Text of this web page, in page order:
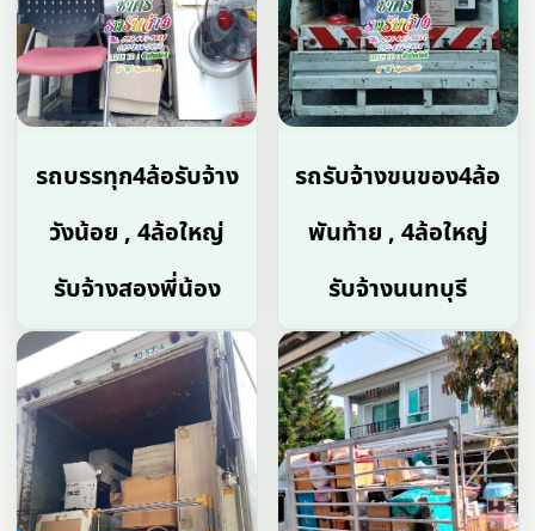
รถบรรทุก4ล้อรับจ้าง
วังน้อย , 4ล้อใหญ่
รับจ้างสองพี่น้อง
รถรับจ้างขนของ4ล้อ
พันท้าย , 4ล้อใหญ่
รับจ้างนนทบุรี